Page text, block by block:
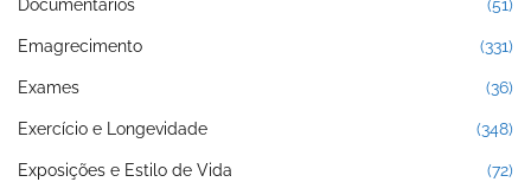
Documentários (51)
Emagrecimento (331)
Exames (36)
Exercício e Longevidade (348)
Exposições e Estilo de Vida (72)